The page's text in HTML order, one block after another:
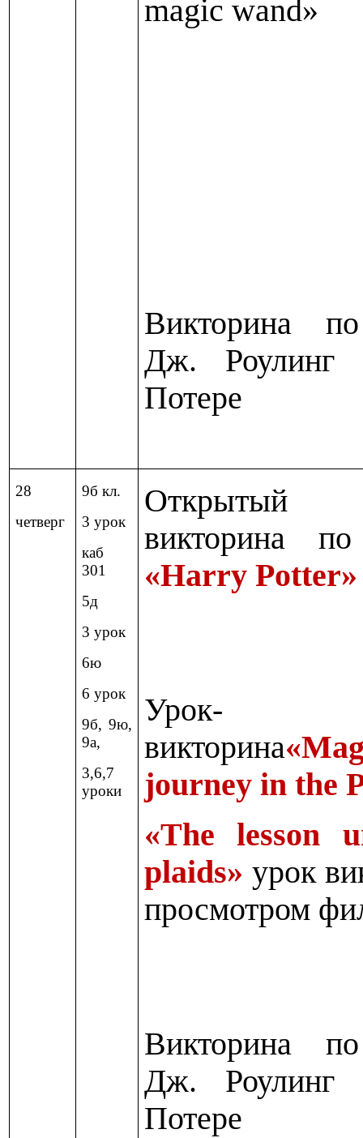
magic wand»
Викторина
Дж. Роулинг
Потере
28
четверг
9б кл.
3 урок
каб
301
5д
3 урок
6ю
6 урок
9б, 9ю,
9а,
3,6,7
уроки
викторина
«Harry Potter»
Урок-
викторина
journey in the
«The lesson
plaids» урок
просмотром
Викторина
Дж. Роулинг
Потере